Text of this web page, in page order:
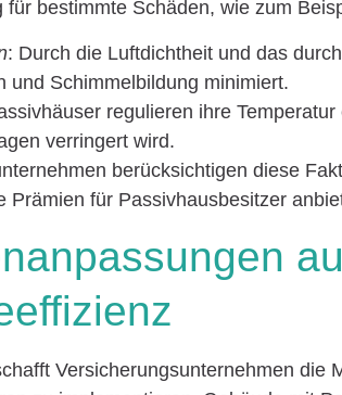
für bestimmte Schäden, wie zum
: Durch die Luftdichtheit und das
und Schimmelbildung minimiert.
regulieren ihre
verringert wird.
berücksichtigen diese
Prämien für Passivhausbesitzer
Versicherungsunternehmen die